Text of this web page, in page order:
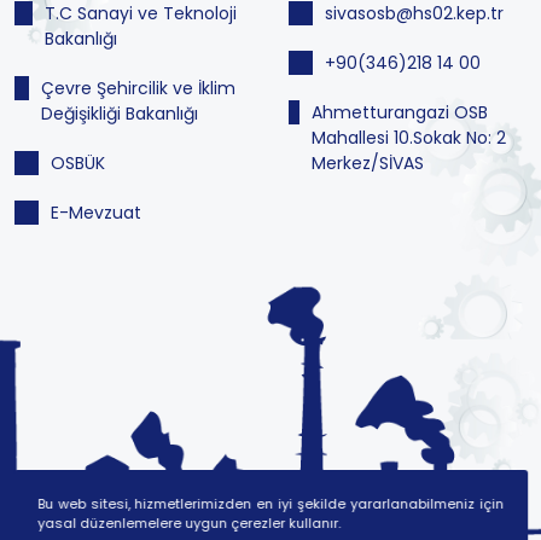
T.C Sanayi ve Teknoloji
Bakanlığı
Çevre Şehircilik ve İklim
Değişikliği Bakanlığı
OSBÜK
E-Mevzuat
sivasosb@hs02.kep.tr
+90(346)218 14 00
Ahmetturangazi OSB
Mahallesi 10.Sokak No: 2
Merkez/SİVAS
Bu web sitesi, hizmetlerimizden en iyi şekilde yararlanabilmeniz için
yasal düzenlemelere uygun çerezler kullanır.